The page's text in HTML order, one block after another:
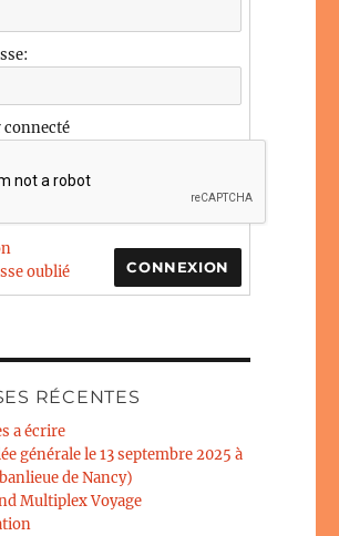
connecté
CONNEXION
oublié
RÉCENTES
a écrire
générale le 13 septembre 2025 à
de Nancy)
Multiplex Voyage